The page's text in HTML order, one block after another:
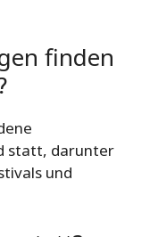
finden
statt, darunter
und